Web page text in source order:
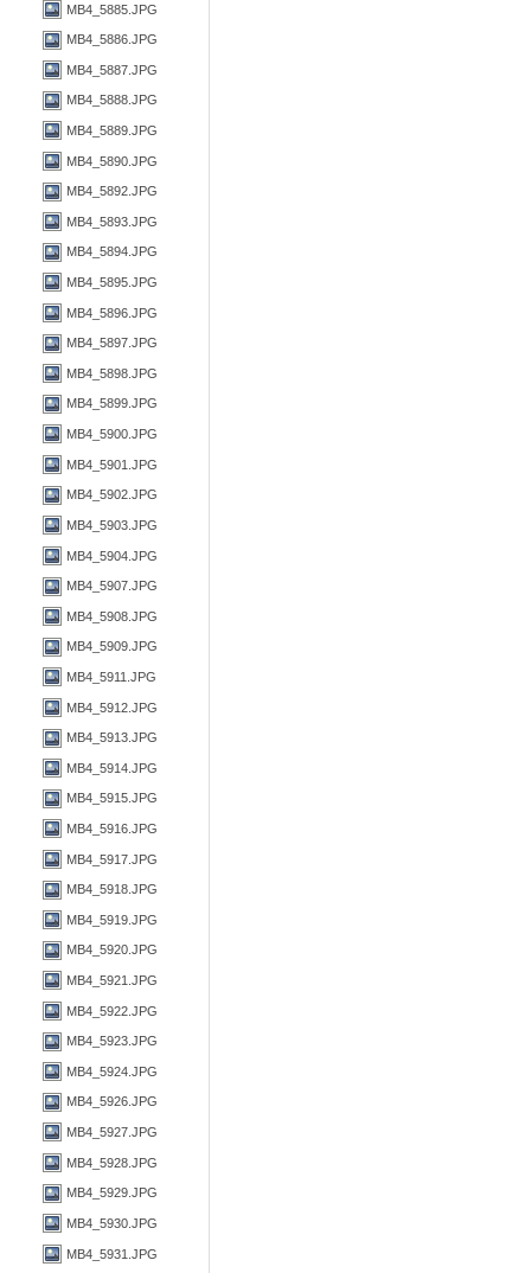
MB4_5885.JPG
MB4_5886.JPG
MB4_5887.JPG
MB4_5888.JPG
MB4_5889.JPG
MB4_5890.JPG
MB4_5892.JPG
MB4_5893.JPG
MB4_5894.JPG
MB4_5895.JPG
MB4_5896.JPG
MB4_5897.JPG
MB4_5898.JPG
MB4_5899.JPG
MB4_5900.JPG
MB4_5901.JPG
MB4_5902.JPG
MB4_5903.JPG
MB4_5904.JPG
MB4_5907.JPG
MB4_5908.JPG
MB4_5909.JPG
MB4_5911.JPG
MB4_5912.JPG
MB4_5913.JPG
MB4_5914.JPG
MB4_5915.JPG
MB4_5916.JPG
MB4_5917.JPG
MB4_5918.JPG
MB4_5919.JPG
MB4_5920.JPG
MB4_5921.JPG
MB4_5922.JPG
MB4_5923.JPG
MB4_5924.JPG
MB4_5926.JPG
MB4_5927.JPG
MB4_5928.JPG
MB4_5929.JPG
MB4_5930.JPG
MB4_5931.JPG